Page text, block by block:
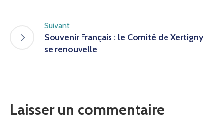
Suivant
Souvenir Français : le Comité de Xertigny
se renouvelle
Laisser un commentaire